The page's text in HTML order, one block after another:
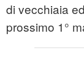
di vecchiaia
prossimo 1°